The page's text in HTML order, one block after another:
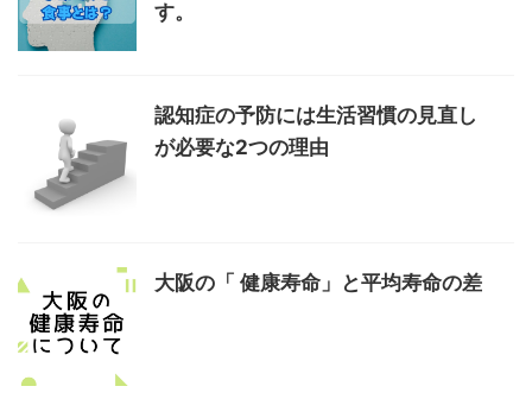
す。
認知症の予防には生活習慣の見直し
が必要な2つの理由
大阪の「 健康寿命」と平均寿命の差